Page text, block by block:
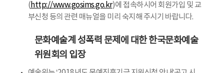
( http://www.gosims.go.kr)에 접속하시어 회원가입 및 교
부신청 등의 관련 매뉴얼을 미리 숙지해 주시기 바랍니다.
문화예술계 성폭력 문제에 대한 한국문화예술
위원회의 입장